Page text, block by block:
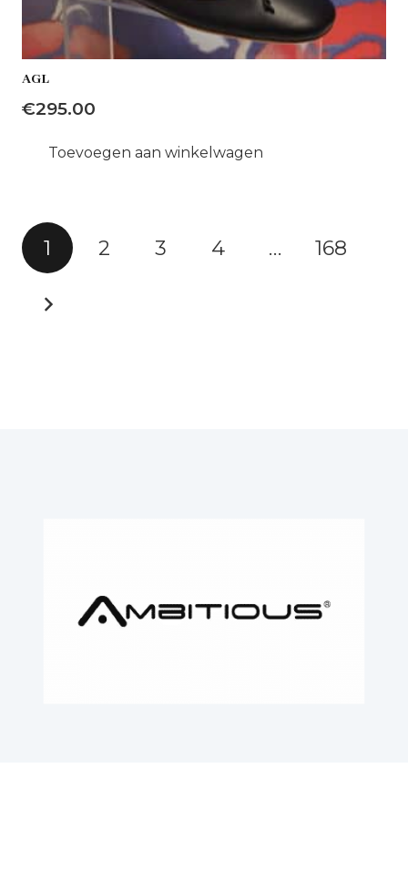
AGL
€295.00
Toevoegen aan winkelwagen
Berichten
paginering
1 2 3 4 … 168